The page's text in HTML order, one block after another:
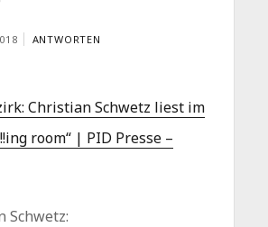
ANTWORTEN
Christian Schwetz liest im
room“ | PID Presse –
Schwetz: